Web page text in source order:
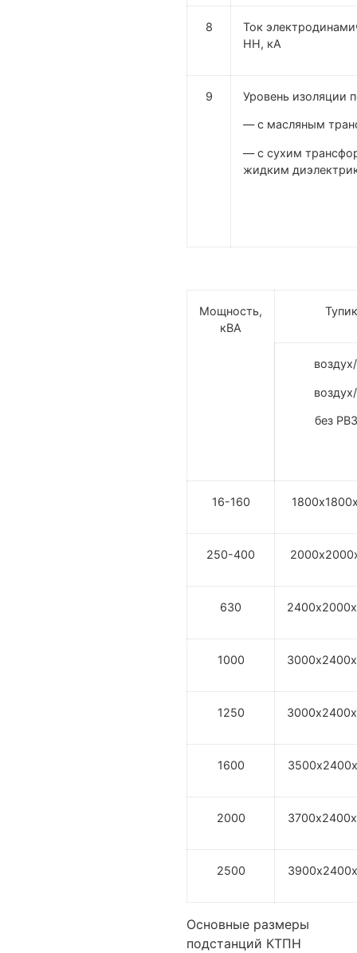
8
Ток
НН, кА
9 Уровень изоляции
— с масляным
— с сухим
жидким
Мощность,
кВА
без
16-160
250-400
630
1000
1250
1600
2000
2500
Основные размеры
подстанций КТПН